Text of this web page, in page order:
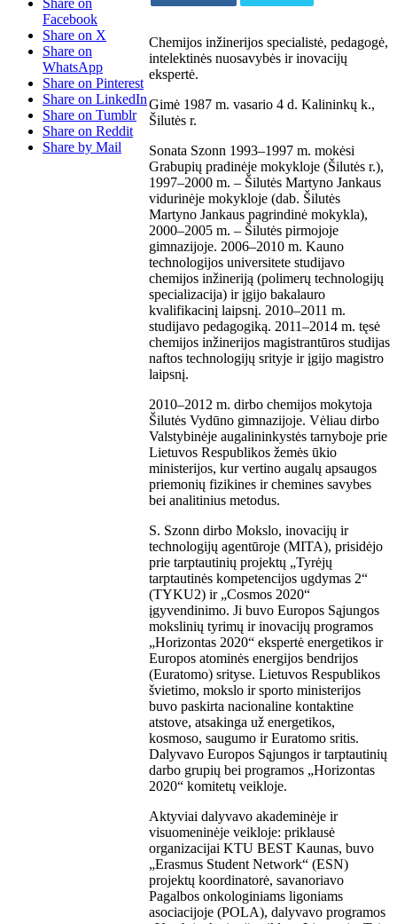
Chemijos inžinerijos specialistė, pedagogė,
intelektinės nuosavybės ir inovacijų
ekspertė.
Gimė 1987 m. vasario 4 d. Kalininkų k.,
Šilutės r.
Sonata Szonn 1993–1997 m. mokėsi
Grabupių pradinėje mokykloje (Šilutės r.),
1997–2000 m. – Šilutės Martyno Jankaus
vidurinėje mokykloje (dab. Šilutės
Martyno Jankaus pagrindinė mokykla),
2000–2005 m. – Šilutės pirmojoje
gimnazijoje. 2006–2010 m. Kauno
technologijos universitete studijavo
chemijos inžineriją (polimerų technologijų
specializacija) ir įgijo bakalauro
kvalifikacinį laipsnį. 2010–2011 m.
studijavo pedagogiką. 2011–2014 m. tęsė
chemijos inžinerijos magistrantūros studijas
naftos technologijų srityje ir įgijo magistro
laipsnį.
2010–2012 m. dirbo chemijos mokytoja
Šilutės Vydūno gimnazijoje. Vėliau dirbo
Valstybinėje augalininkystės tarnyboje prie
Lietuvos Respublikos žemės ūkio
ministerijos, kur vertino augalų apsaugos
priemonių fizikines ir chemines savybes
bei analitinius metodus.
S. Szonn dirbo Mokslo, inovacijų ir
technologijų agentūroje (MITA), prisidėjo
prie tarptautinių projektų „Tyrėjų
tarptautinės kompetencijos ugdymas 2“
(TYKU2) ir „Cosmos 2020“
įgyvendinimo. Ji buvo Europos Sąjungos
mokslinių tyrimų ir inovacijų programos
„Horizontas 2020“ ekspertė energetikos ir
Europos atominės energijos bendrijos
(Euratomo) srityse. Lietuvos Respublikos
švietimo, mokslo ir sporto ministerijos
buvo paskirta nacionaline kontaktine
atstove, atsakinga už energetikos,
kosmoso, saugumo ir Euratomo sritis.
Dalyvavo Europos Sąjungos ir tarptautinių
darbo grupių bei programos „Horizontas
2020“ komitetų veikloje.
Aktyviai dalyvavo akademinėje ir
visuomeninėje veikloje: priklausė
organizacijai KTU BEST Kaunas, buvo
„Erasmus Student Network“ (ESN)
projektų koordinatorė, savanoriavo
Pagalbos onkologiniams ligoniams
asociacijoje (POLA), dalyvavo programos
Share on
Facebook
Share on X
Share on
WhatsApp
Share on Pinterest
Share on LinkedIn
Share on Tumblr
Share on Reddit
Share by Mail